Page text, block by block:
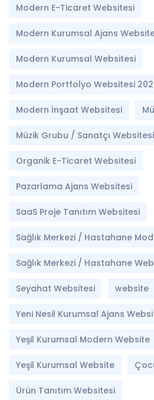
Modern E-Ticaret Websitesi
Modern Kurumsal Ajans
Modern Kurumsal Websitesi
Modern Portfolyo Websitesi
Modern İnşaat Websitesi
Müzik Grubu / Sanatçı Websitesi
Organik E-Ticaret Websitesi
Pazarlama Ajans Websitesi
SaaS Proje Tanıtım Websitesi
Sağlık Merkezi / Hastahane
Sağlık Merkezi / Hastahane
Seyahat Websitesi website
Yeni Nesil Kurumsal Ajans
Yeşil Kurumsal Modern Website
Yeşil Kurumsal Website
Ürün Tanıtım Websitesi